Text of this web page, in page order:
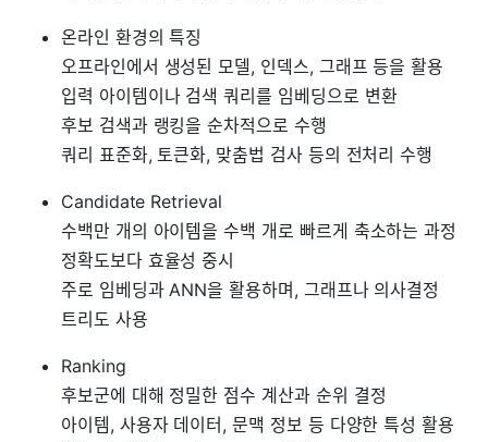
온라인 환경의 특징
오프라인에서 생성된 모델, 인덱스, 그래프 등을 활용
입력 아이템이나 검색 쿼리를 임베딩으로 변환
후보 검색과 랭킹을 순차적으로 수행
쿼리 표준화, 토큰화, 맞춤법 검사 등의 전처리 수행
Candidate Retrieval
수백만 개의 아이템을 수백 개로 빠르게 축소하는 과정
정확도보다 효율성 중시
주로 임베딩과 ANN을 활용하며, 그래프나 의사결정
트리도 사용
Ranking
후보군에 대해 정밀한 점수 계산과 순위 결정
아이템, 사용자 데이터, 문맥 정보 등 다양한 특성 활용